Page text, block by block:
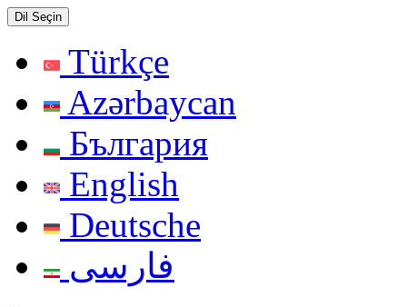
Dil Seçin
Türkçe
Azərbaycan
България
English
Deutsche
فارسی